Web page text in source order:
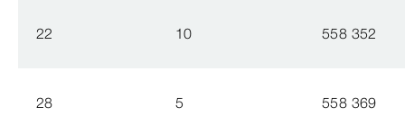
22 10 558 352
28 5 558 369